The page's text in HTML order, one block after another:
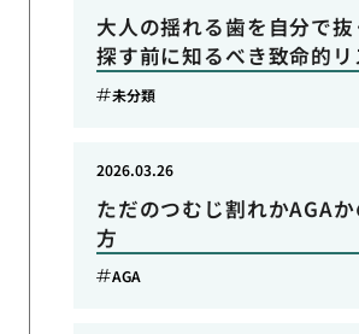
大人の揺れる歯を自分で抜
探す前に知るべき致命的リ
未分類
ただのつむじ割れかAGA
方
2026.03.26
AGA